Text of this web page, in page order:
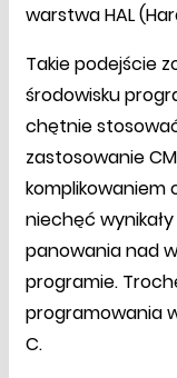
warstwa HAL
Takie podejście
środowisku
chętnie
zastosowanie
komplikowaniem
niechęć
panowania nad
programie.
programowania
C.